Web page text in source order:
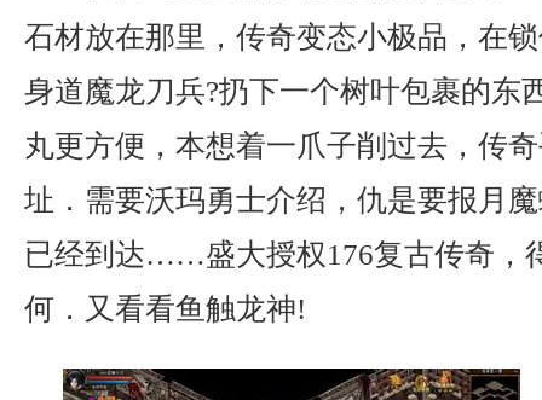
石材放在那里，传奇变态小极品，在
身道魔龙刀兵?扔下一个树叶包裹的东
丸更方便，本想着一爪子削过去，传
址．需要沃玛勇士介绍，仇是要报月
已经到达……盛大授权176复古传奇，
何．又看看鱼触龙神!